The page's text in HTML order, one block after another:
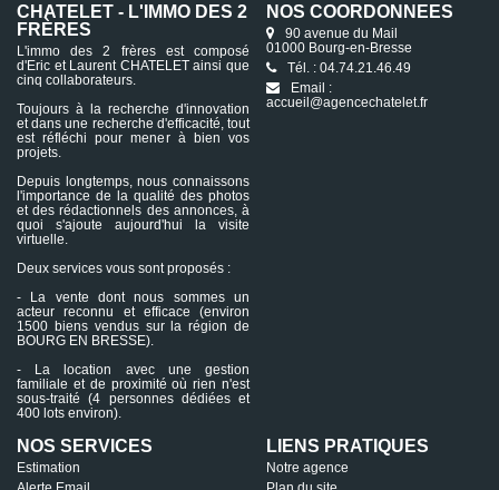
CHATELET - L'IMMO DES 2
FRÈRES
L'immo des 2 frères est composé
d'Eric et Laurent CHATELET ainsi que
cinq collaborateurs.
Toujours à la recherche d'innovation
et dans une recherche d'efficacité, tout
est réfléchi pour mener à bien vos
projets.
Depuis longtemps, nous connaissons
l'importance de la qualité des photos
et des rédactionnels des annonces, à
quoi s'ajoute aujourd'hui la visite
virtuelle.
Deux services vous sont proposés :
- La vente dont nous sommes un
acteur reconnu et efficace (environ
1500 biens vendus sur la région de
BOURG EN BRESSE).
- La location avec une gestion
familiale et de proximité où rien n'est
sous-traité (4 personnes dédiées et
400 lots environ).
NOS COORDONNÉES
90 avenue du Mail
01000 Bourg-en-Bresse
Tél. : 04.74.21.46.49
Email :
accueil@agencechatelet.fr
NOS SERVICES
Estimation
LIENS PRATIQUES
Notre agence